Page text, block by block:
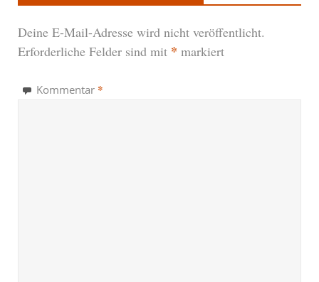
Deine E-Mail-Adresse wird nicht veröffentlicht.
Erforderliche Felder sind mit * markiert
Kommentar *